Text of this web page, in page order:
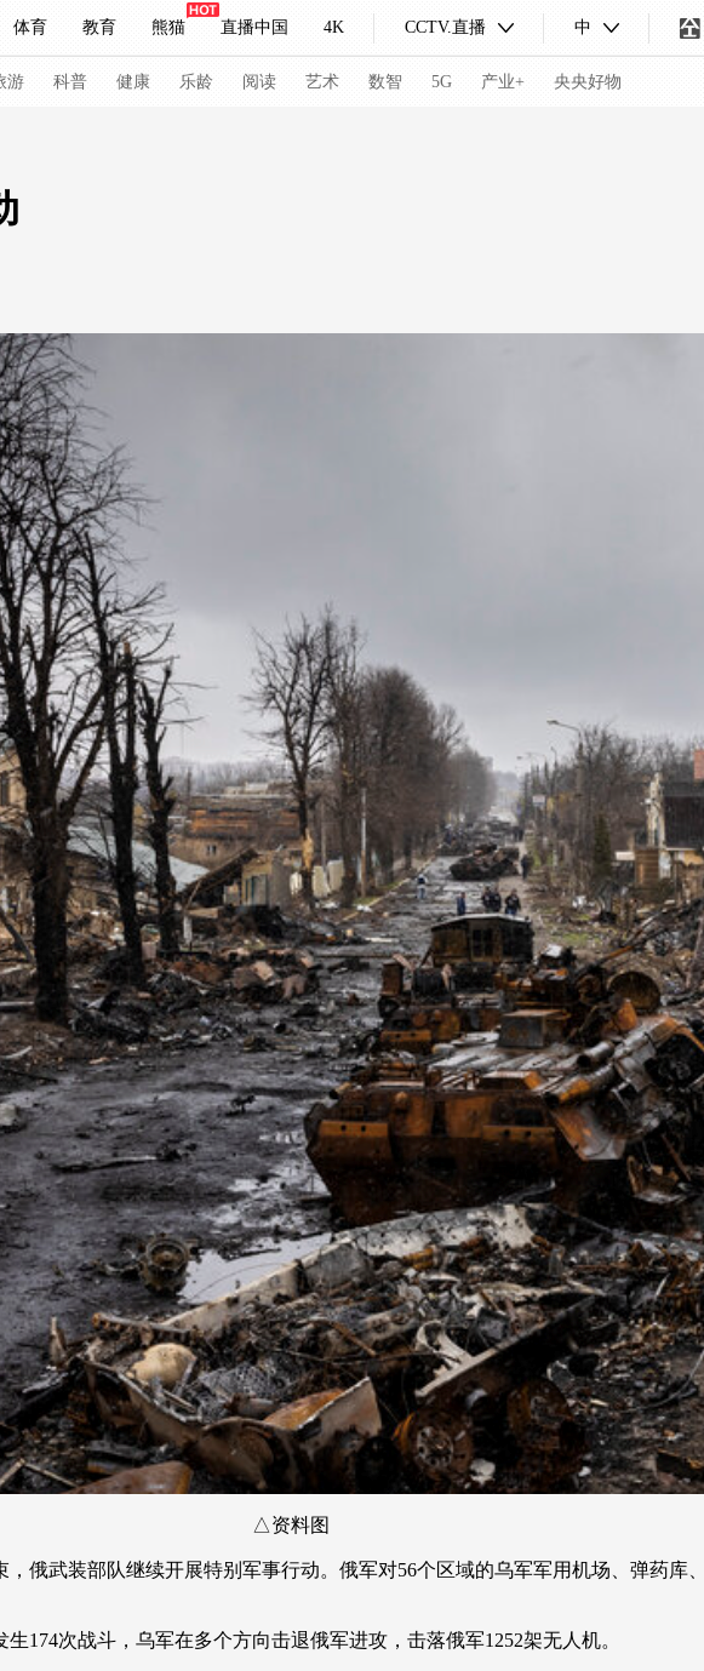
体育 教育 熊猫 直播中国 4K CCTV.直播 中
妙语 热解读 天天学习
持人 下载央视影音
游 科普 健康 乐龄 阅读 艺术 数智 5G 产业+ 央央好物
道 VR/AR
入列
会 CBA
体育江湖 文化体育
央博 非遗
云起 超级工厂 智敬中国 全民健康
热播榜 总台企业白名单
△资料图
武装部队继续开展特别军事行动。俄军对56个区域的乌军军用机场、弹药库
次战斗，乌军在多个方向击退俄军进攻，击落俄军1252架无人机。